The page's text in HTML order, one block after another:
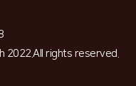
2022.All rights reserved.